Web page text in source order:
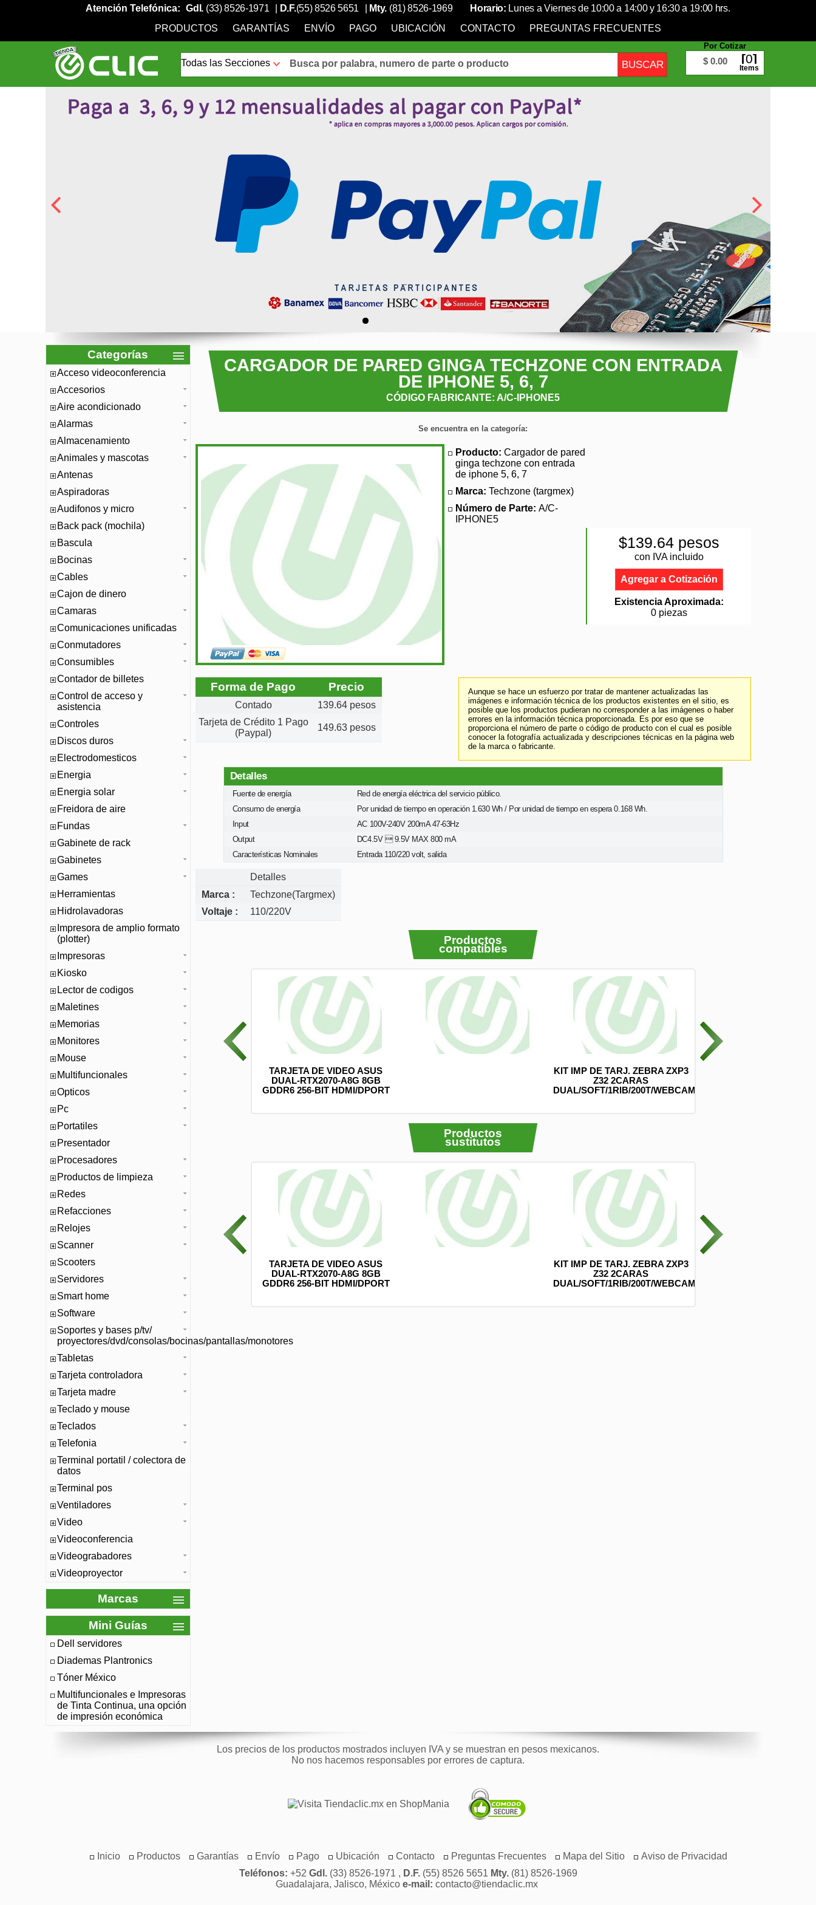
Atención Telefónica: Gdl. (33) 8526-1971 D.F.(55) 8526 5651 Mty. (81) 8526-1969 Horario: Lunes a Viernes de 10:00 a 14:00 y 16:30 a 19:00 hrs.
PRODUCTOS
GARANTÍAS ENVÍO PAGO UBICACIÓN CONTACTO PREGUNTAS FRECUENTES
Por Cotizar
$ 0.00 0
Items
Categorías
Acceso videoconferencia
Accesorios
Aire acondicionado
Alarmas
Almacenamiento
Animales y mascotas
Antenas
Aspiradoras
Audifonos y micro
Back pack (mochila)
Bascula
Bocinas
Cables
Cajon de dinero
Camaras
Comunicaciones unificadas
Conmutadores
Consumibles
Contador de billetes
Control de acceso y
asistencia
Controles
Discos duros
Electrodomesticos
Energia
Energia solar
Freidora de aire
Fundas
Gabinete de rack
Gabinetes
Games
Herramientas
Hidrolavadoras
Impresora de amplio formato
(plotter)
Impresoras
Kiosko
Lector de codigos
Maletines
Memorias
Monitores
Mouse
Multifuncionales
Opticos
Pc
Portatiles
Presentador
Procesadores
Productos de limpieza
Redes
Refacciones
Relojes
Scanner
Scooters
Servidores
Smart home
Software
Soportes y bases p/tv/
proyectores/dvd/consolas/bocinas/pantallas/monotores
Tabletas
Tarjeta controladora
Tarjeta madre
Teclado y mouse
Teclados
Telefonia
Terminal portatil / colectora de
datos
Terminal pos
Ventiladores
Video
Videoconferencia
Videograbadores
Videoproyector
Marcas
Mini Guías
Dell servidores
Diademas Plantronics
Tóner México
Multifuncionales e Impresoras
de Tinta Continua, una opción
de impresión económica
CARGADOR DE PARED GINGA TECHZONE CON ENTRADA
DE IPHONE 5, 6, 7
CÓDIGO FABRICANTE: A/C-IPHONE5
Se encuentra en la categoría:
Producto: Cargador de pared
ginga techzone con entrada
de iphone 5, 6, 7
Marca: Techzone (targmex)
Número de Parte: A/C-
IPHONE5
$139.64 pesos
con IVA incluido
Agregar a Cotización
Existencia Aproximada:
0 piezas
Aunque se hace un esfuerzo por tratar de mantener actualizadas las
imágenes e información técnica de los productos existentes en el sitio, es
posible que los productos pudieran no corresponder a las imágenes o haber
errores en la información técnica proporcionada. Es por eso que se
proporciona el número de parte o código de producto con el cual es posible
conocer la fotografía actualizada y descripciones técnicas en la página web
de la marca o fabricante.
Forma de Pago Precio
Contado
139.64 pesos
Tarjeta de Crédito 1 Pago
(Paypal)
149.63 pesos
Detalles
Fuente de energía
Red de energía eléctrica del servicio público.
Consumo de energía
Por unidad de tiempo en operación 1.630 Wh / Por unidad de tiempo en espera 0.168 Wh.
Input
AC 100V-240V 200mA 47-63Hz
Output
DC4.5V  9.5V MAX 800 mA
Características Nominales
Entrada 110/220 volt, salida
Detalles
Marca :
Techzone(Targmex)
Voltaje :
110/220V
Productos
compatibles
CABLE V8
100 CM PLASTICO
(CAWMP-2)
(CA-COLORS) CABLE V8
NEGRO 100 CM PLASTICO 2A
BLACKPCS (CABLMP-2)
TARJETA DE VIDEO ASUS
DUAL-RTX2070-A8G 8GB
GDDR6 256-BIT HDMI/DPORT
KIT IMP DE TARJ. ZEBRA ZXP3
Z32 2CARAS
DUAL/SOFT/1RIB/200T/WEBCAM/Z32
Productos
sustitutos
CABLE V8
100 CM PLASTICO
(CAWMP-2)
TARJETA DE VIDEO ASUS
DUAL-RTX2070-A8G 8GB
GDDR6 256-BIT HDMI/DPORT
KIT IMP DE TARJ. ZEBRA ZXP3
Z32 2CARAS
DUAL/SOFT/1RIB/200T/WEBCAM/Z32
Los precios de los productos mostrados incluyen IVA y se muestran en pesos mexicanos.
No nos hacemos responsables por errores de captura.
Inicio Productos Garantías Envío Pago Ubicación Contacto Preguntas Frecuentes Mapa del Sitio
Aviso de Privacidad
Teléfonos: +52 Gdl.(33) 8526-1971 , D.F.(55) 8526 5651 Mty.(81) 8526-1969
Guadalajara, Jalisco, México e-mail: contacto@tiendaclic.mx